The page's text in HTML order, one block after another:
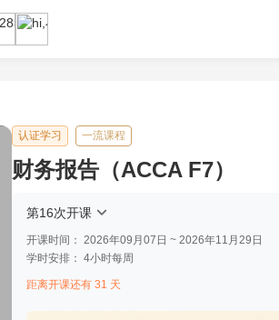
认证学习 一流课程
财务报告（ACCA F7）
第16次开课
开课时间： 2026年09月07日 ~ 2026年11月29日
学时安排： 4小时每周
距离开课还有 31 天